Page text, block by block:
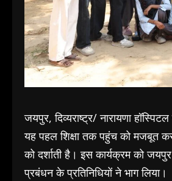
जयपुर, दिव्यराष्ट्र/ नारायणा
यह पहल शिक्षा तक पहुंच को मजबूत
को दर्शाती है। इस कार्यक्रम को
प्रबंधन के प्रतिनिधियों ने भाग लिया।